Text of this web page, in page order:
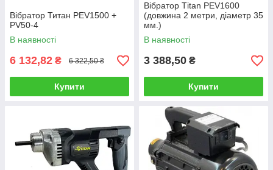
Вібратор Титан PEV1500 +
PV50-4
В наявності
6 132,82 ₴ 6 322,50 ₴
Купити
Вібратор Тitan PEV1600
(довжина 2 метри, діаметр 35
мм.)
В наявності
3 388,50 ₴
Купити